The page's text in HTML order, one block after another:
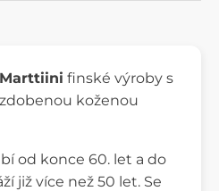
Marttiini finské výroby s
koženou
od konce 60. let a do
již více než 50 let. Se